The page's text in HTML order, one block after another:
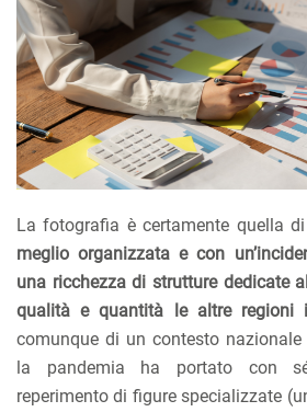
La fotografia è certamente quella
meglio organizzata e con
una ricchezza di strutture dedicate
qualità e quantità le altre regioni
comunque di un contesto
la pandemia ha portato con
reperimento di figure specializzate